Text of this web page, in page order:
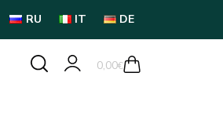
RU IT DE
0,00€